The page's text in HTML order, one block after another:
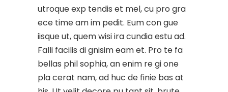
utroque exp tendis et mel, cu pro gra
ece time am im pedit. Eum con gue
iisque ut, quem wisi ira cundia estu ad.
Falli facilis di gnisim eam et. Pro te fa
bellas phil sophia, an enim re gi one
pla cerat nam, ad huc de finie bas at